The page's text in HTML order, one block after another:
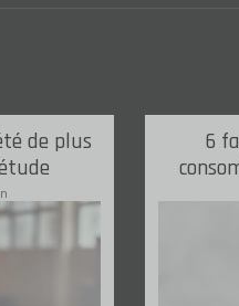
de plus
6